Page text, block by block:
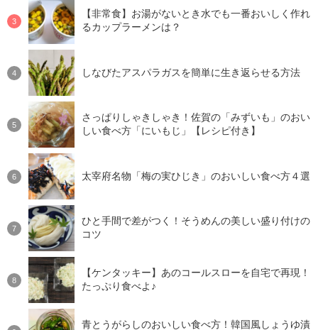
【非常食】お湯がないとき水でも一番おいしく作れ
るカップラーメンは？
しなびたアスパラガスを簡単に生き返らせる方法
さっぱりしゃきしゃき！佐賀の「みずいも」のおい
しい食べ方「にいもじ」【レシピ付き】
太宰府名物「梅の実ひじき」のおいしい食べ方４選
ひと手間で差がつく！そうめんの美しい盛り付けの
コツ
【ケンタッキー】あのコールスローを自宅で再現！
たっぷり食べよ♪
青とうがらしのおいしい食べ方！韓国風しょうゆ漬